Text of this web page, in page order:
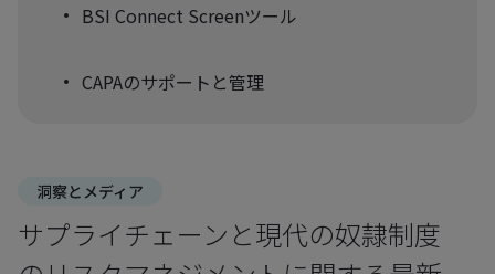
BSI Connect Screenツール
CAPAのサポートと管理
洞察とメディア
サプライチェーンと現代の奴隷制度